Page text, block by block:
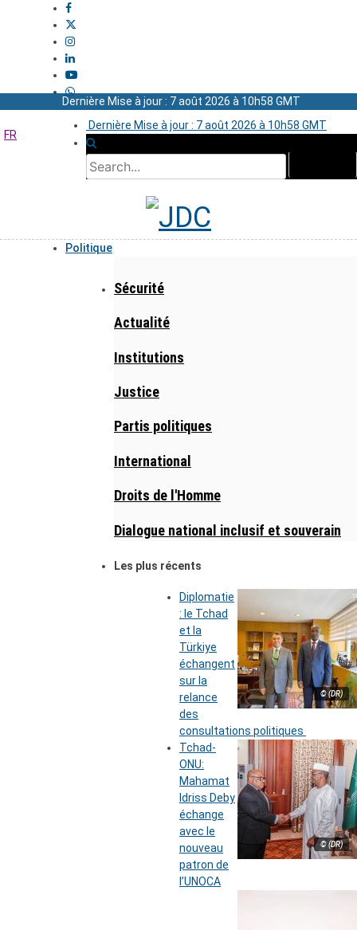
Dernière Mise à jour : 7 août 2026 à 10h58 GMT
Dernière Mise à jour : 7 août 2026 à 10h58 GMT
FR
Politique
Sécurité
Actualité
Institutions
Justice
Partis politiques
International
Droits de l'Homme
Dialogue national inclusif et souverain
Les plus récents
© (DR)
Diplomatie
: le Tchad
et la
Türkiye
échangent
sur la
relance
des
consultations politiques
© (DR)
Tchad-
ONU:
Mahamat
Idriss Deby
échange
avec le
nouveau
patron de
l’UNOCA